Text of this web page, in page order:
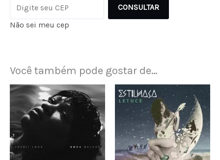
CONSULTAR
Não sei meu cep
Você também pode gostar de…